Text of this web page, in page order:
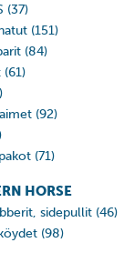
(37)
(151)
(84)
(61)
(92)
(71)
HORSE
sidepullit (46)
(98)